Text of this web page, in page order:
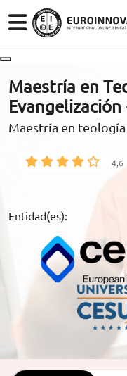
ESTUDIOS
CONOCE
RECURSOS
ARTÍCULOS
ORIENTACIÓN
(+34)958 050 200
900 831 200
TRABAJA CON
Maestría en
Maestría en teología
4,6
Entidad(es):